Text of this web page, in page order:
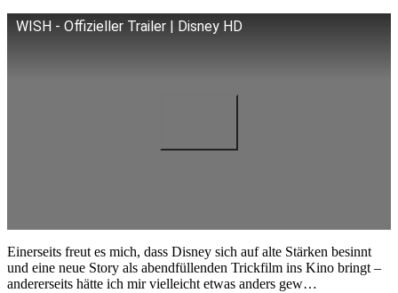
WISH - Offizieller Trailer | Disney HD
Einerseits freut es mich, dass Disney sich auf alte Stärken besinnt
und eine neue Story als abendfüllenden Trickfilm ins Kino bringt –
andererseits hätte ich mir vielleicht etwas anders gew…